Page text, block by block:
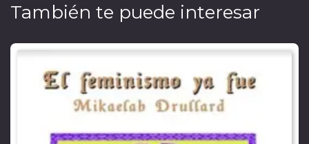
También te puede interesar